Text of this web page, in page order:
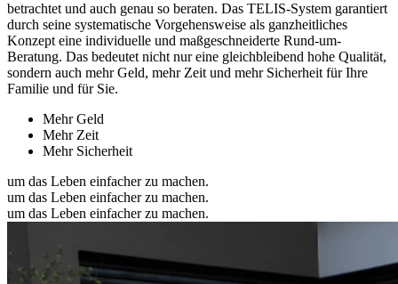
betrachtet und auch genau so beraten. Das TELIS-System garantiert
durch seine systematische Vorgehensweise als ganzheitliches
Konzept eine individuelle und maßgeschneiderte Rund-um-
Beratung. Das bedeutet nicht nur eine gleichbleibend hohe Qualität,
sondern auch mehr Geld, mehr Zeit und mehr Sicherheit für Ihre
Familie und für Sie.
Mehr Geld
Mehr Zeit
Mehr Sicherheit
um das Leben einfacher zu machen.
um das Leben einfacher zu machen.
um das Leben einfacher zu machen.